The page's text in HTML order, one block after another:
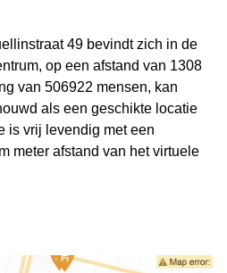
49 bevindt zich in de
op een afstand van 1308
van 506922 mensen, kan
als een geschikte locatie
is vrij levendig met een
meter afstand van het virtuele